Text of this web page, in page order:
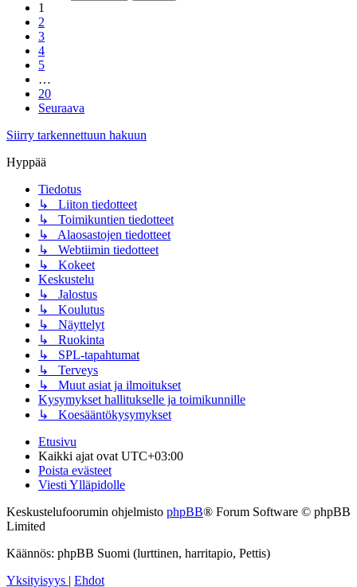
1
2
3
4
5
…
20
Seuraava
Siirry tarkennettuun hakuun
Hyppää
Tiedotus
↳ Liiton tiedotteet
↳ Toimikuntien tiedotteet
↳ Alaosastojen tiedotteet
↳ Webtiimin tiedotteet
↳ Kokeet
Keskustelu
↳ Jalostus
↳ Koulutus
↳ Näyttelyt
↳ Ruokinta
↳ SPL-tapahtumat
↳ Terveys
↳ Muut asiat ja ilmoitukset
Kysymykset hallitukselle ja toimikunnille
↳ Koesääntökysymykset
Etusivu
Kaikki ajat ovatUTC+03:00
Poista evästeet
Viesti Ylläpidolle
Keskustelufoorumin ohjelmisto phpBB® Forum Software © phpBB
Limited
Käännös: phpBB Suomi (lurttinen, harritapio, Pettis)
Yksityisyys
Ehdot